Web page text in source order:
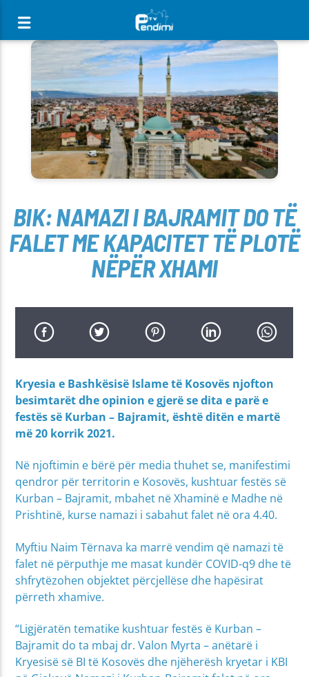
[There are no radio stations in the database]
BIK: NAMAZI I BAJRAMIT DO TË
FALET ME KAPACITET TË PLOTË
NËPËR XHAMI
Kryesia e Bashkësisë Islame të Kosovës njofton
besimtarët dhe opinion e gjerë se dita e parë e
festës së Kurban – Bajramit, është ditën e martë
më 20 korrik 2021.
Në njoftimin e bërë për media thuhet se, manifestimi
qendror për territorin e Kosovës, kushtuar festës së
Kurban – Bajramit, mbahet në Xhaminë e Madhe në
Prishtinë, kurse namazi i sabahut falet në ora 4.40.
Myftiu Naim Tërnava ka marrë vendim që namazi të
falet në përputhje me masat kundër COVID-q9 dhe të
shfrytëzohen objektet përcjellëse dhe hapësirat
përreth xhamive.
“Ligjëratën tematike kushtuar festës ë Kurban –
Bajramit do ta mbaj dr. Valon Myrta – anëtarë i
Kryesisë së BI të Kosovës dhe njëherësh kryetar i KBI